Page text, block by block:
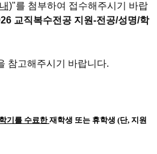
)"를 첨부하여 접수해주시기 바랍
교직복수전공 지원-전공/성명/학
참고해주시기 바랍니다.
기를 수료한재학생 또는 휴학생 (단, 지원